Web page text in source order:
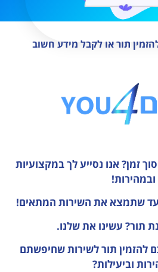
תור או לקבל מידע חשוב
זמן? אנו נסייע לך במקצועיות
ובמהירות!
עד שתמצא את השירות המתאים!
תור? עשינו את שלנו.
להזמין תור לשירות שחיפשתם
וביעילות?